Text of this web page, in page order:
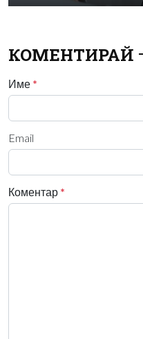
КОМЕНТИРАЙ
Име *
Email
Коментар *